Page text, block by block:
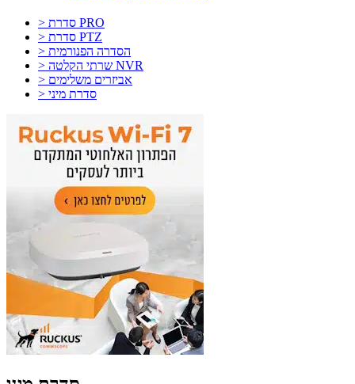
> סדרת PRO
> סדרת PTZ
> הסדרה הפנורמית
> שרתי הקלטה NVR
> אביזרים משלימים
> סדרת מיני